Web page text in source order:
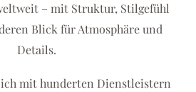
– mit Struktur, Stilgefühl
Blick für Atmosphäre und
Details.
mit hunderten Dienstleistern